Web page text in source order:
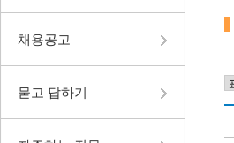
채용공고
묻고 답하기